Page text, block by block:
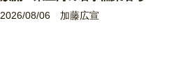
2026/08/06 加藤広宣